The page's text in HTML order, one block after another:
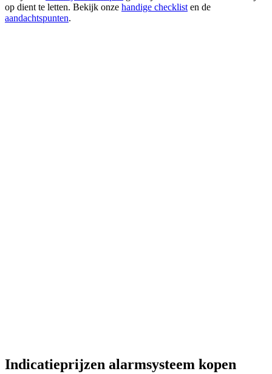
op dient te letten. Bekijk onze handige checklist en de
aandachtspunten.
Indicatieprijzen alarmsysteem kopen